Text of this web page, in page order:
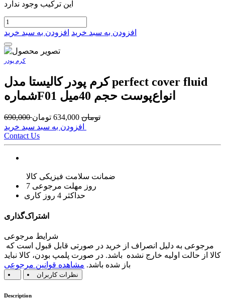
این ترکیب وجود ندارد
افزودن به سبد خرید افزودن به سبد خرید
کرم پودر
کرم‌ پودر کالیستا مدل perfect cover fluid
شمارهF01 انواع‌پوست حجم 40میل
690,000 تومان 634,000 تومان
Contact Us
ضمانت سلامت فیزیکی کالا
7 روز مهلت مرجوعی
حداکثر 4 روز کاری
اشتراک‌گذاری
شرایط مرجوعی
کالا از حالت اولیه خارج نشده باشد. در صورت پلمپ بودن، کالا نباید
باز شده باشد. مشاهده قوانین مرجوعی
نظرات کاربران
Description